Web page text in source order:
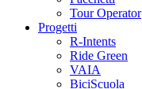
Tour Operator
Progetti
R-Intents
Ride Green
VAIA
BiciScuola